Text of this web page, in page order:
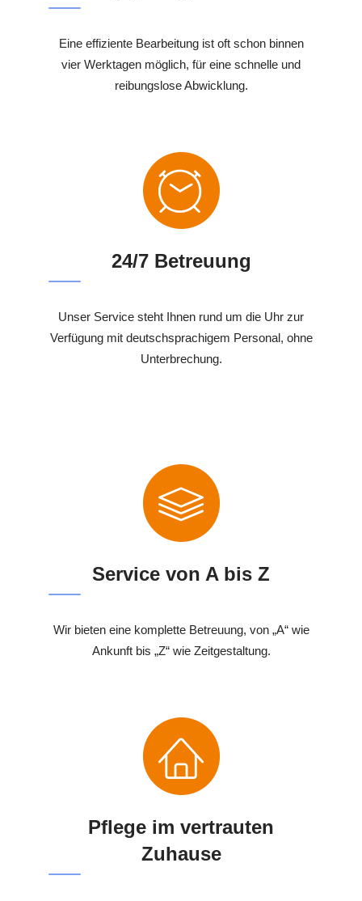
Eine effiziente Bearbeitung ist oft schon binnen
vier Werktagen möglich, für eine schnelle und
reibungslose Abwicklung.
24/7 Betreuung
Unser Service steht Ihnen rund um die Uhr zur
Verfügung mit deutschsprachigem Personal, ohne
Unterbrechung.
Service von A bis Z
Wir bieten eine komplette Betreuung, von „A“ wie
Ankunft bis „Z“ wie Zeitgestaltung.
Pflege im vertrauten
Zuhause